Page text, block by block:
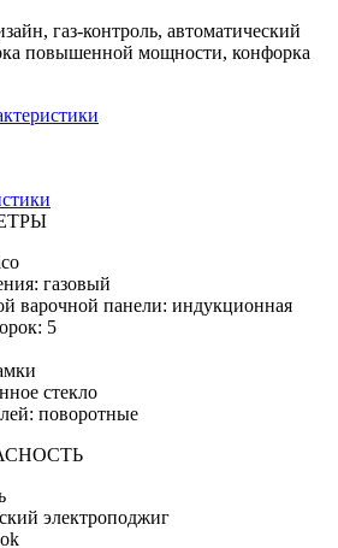
газ-контроль, автоматический
повышенной мощности, конфорка
газовый
варочной панели: индукционная
5
стекло
поворотные
электроподжиг